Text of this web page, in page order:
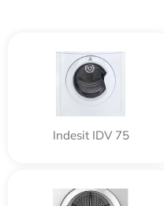
Indesit IDV 75